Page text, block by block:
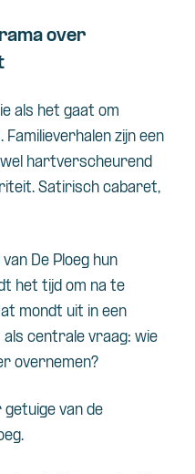
over
als het gaat om
zijn een
hartverscheurend
Satirisch cabaret,
De Ploeg hun
het tijd om na te
mondt uit in een
centrale vraag: wie
overnemen?
getuige van de